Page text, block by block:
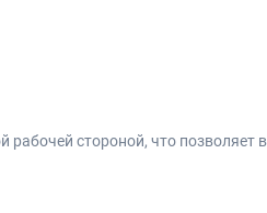
рабочей стороной, что